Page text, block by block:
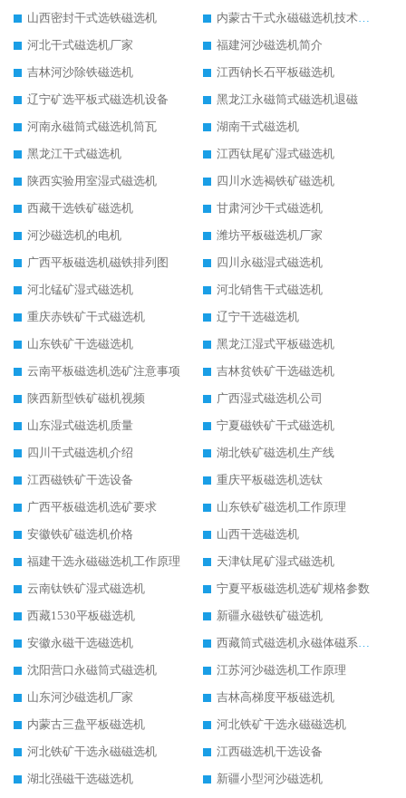
山西密封干式选铁磁选机
内蒙古干式永磁磁选机技术要求
河北干式磁选机厂家
福建河沙磁选机简介
吉林河沙除铁磁选机
江西钠长石平板磁选机
辽宁矿选平板式磁选机设备
黑龙江永磁筒式磁选机退磁
河南永磁筒式磁选机筒瓦
湖南干式磁选机
黑龙江干式磁选机
江西钛尾矿湿式磁选机
陕西实验用室湿式磁选机
四川水选褐铁矿磁选机
西藏干选铁矿磁选机
甘肃河沙干式磁选机
河沙磁选机的电机
潍坊平板磁选机厂家
广西平板磁选机磁铁排列图
四川永磁湿式磁选机
河北锰矿湿式磁选机
河北销售干式磁选机
重庆赤铁矿干式磁选机
辽宁干选磁选机
山东铁矿干选磁选机
黑龙江湿式平板磁选机
云南平板磁选机选矿注意事项
吉林贫铁矿干选磁选机
陕西新型铁矿磁机视频
广西湿式磁选机公司
山东湿式磁选机质量
宁夏磁铁矿干式磁选机
四川干式磁选机介绍
湖北铁矿磁选机生产线
江西磁铁矿干选设备
重庆平板磁选机选钛
广西平板磁选机选矿要求
山东铁矿磁选机工作原理
安徽铁矿磁选机价格
山西干选磁选机
福建干选永磁磁选机工作原理
天津钛尾矿湿式磁选机
云南钛铁矿湿式磁选机
宁夏平板磁选机选矿规格参数
西藏1530平板磁选机
新疆永磁铁矿磁选机
安徽永磁干选磁选机
西藏筒式磁选机永磁体磁系设计
沈阳营口永磁筒式磁选机
江苏河沙磁选机工作原理
山东河沙磁选机厂家
吉林高梯度平板磁选机
内蒙古三盘平板磁选机
河北铁矿干选永磁磁选机
河北铁矿干选永磁磁选机
江西磁选机干选设备
湖北强磁干选磁选机
新疆小型河沙磁选机